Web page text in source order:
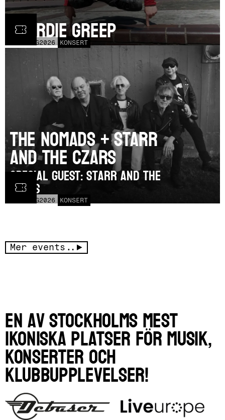
AUG2026 KONSERT
Geordie Greep
AUG2026 KONSERT
The Nomads + Starr
and the Czars
SPECIAL GUEST: Starr and the
Czars
Mer events..
En av Stockholms mest
ikoniska platser för musik,
konserter och
klubbupplevelser!